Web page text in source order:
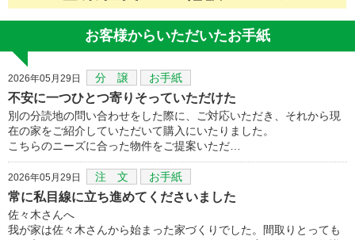
お客様からいただいたお手紙
2026年05月29日 分 譲 お手紙
不安に一つひとつ寄りそっていただけた
別の分読地の問い合わせをした際に、ご対応いただき、それから現
在の家をご紹介していただいて購入にいたりました。
こちらのニーズに合った物件をご提案いただ…
2026年05月29日 注 文 お手紙
常に私目線に立ち進めてくださいました
佐々木さんへ
我が家は佐々木さんから始まった家づくりでした。間取りとっても